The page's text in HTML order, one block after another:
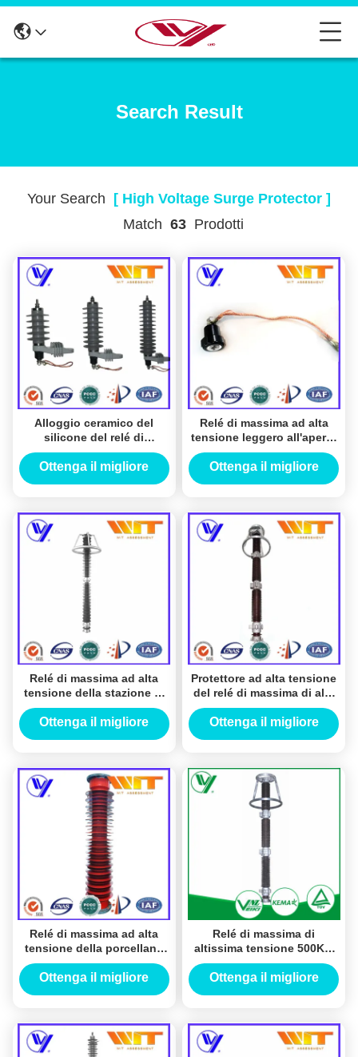
Search Result
Your Search [ High Voltage Surge Protector ]
Match 63Prodotti
Alloggio ceramico del
silicone del relé di
massima ad alta tensione
27KV con il cerchio
Ottenga il migliore
Relé di massima ad alta
tensione leggero all'aperto
per la centrale elettrica
Ottenga il migliore
Relé di massima ad alta
tensione della stazione di
200KV Gapless per
attrezzatura elettronica
Ottenga il migliore
Protettore ad alta tensione
del relé di massima di alta
tensione della
sottostazione con il
Ottenga il migliore
Relé di massima ad alta
tensione della porcellana
per il trasporto di
energia/sistema di
Ottenga il migliore
Relé di massima di
altissima tensione 500KV,
tipo limitatore di tensione
della sottostazione della
porcellana dell'ossido di
Ottenga il migliore